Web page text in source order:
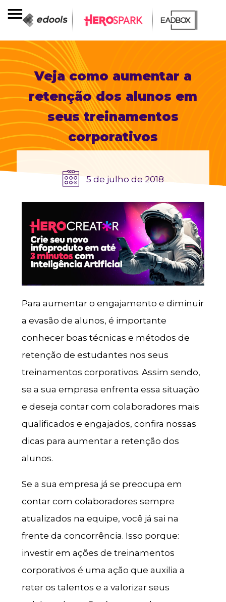
Veja como aumentar a
retenção dos alunos em
seus treinamentos
corporativos
5 de julho de 2018
Para aumentar o engajamento e diminuir
a evasão de alunos, é importante
conhecer boas técnicas e métodos de
retenção de estudantes nos seus
treinamentos corporativos. Assim sendo,
se a sua empresa enfrenta essa situação
e deseja contar com colaboradores mais
qualificados e engajados, confira nossas
dicas para aumentar a retenção dos
alunos.
Se a sua empresa já se preocupa em
contar com colaboradores sempre
atualizados na equipe, você já sai na
frente da concorrência. Isso porque:
investir em ações de treinamentos
corporativos é uma ação que auxilia a
reter os talentos e a valorizar seus